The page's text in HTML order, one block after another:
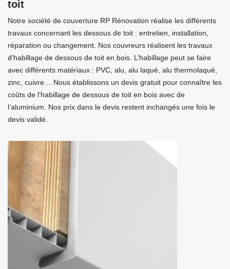
toit
Notre société de couverture RP Rénovation réalise les différents
travaux concernant les dessous de toit : entretien, installation,
réparation ou changement. Nos couvreurs réalisent les travaux
d’habillage de dessous de toit en bois. L’habillage peut se faire
avec différents matériaux : PVC, alu, alu laqué, alu thermolaqué,
zinc, cuivre… Nous établissons un devis gratuit pour connaître les
coûts de l’habillage de dessous de toit en bois avec de
l’aluminium. Nos prix dans le devis restent inchangés une fois le
devis validé.